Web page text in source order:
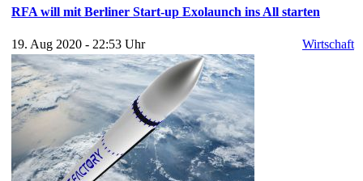
RFA will mit Berliner Start-up Exolaunch ins All starten
19. Aug 2020 - 22:53 Uhr Wirtschaft